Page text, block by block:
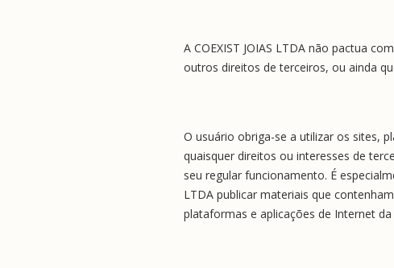
A COEXIST JOIAS LTDA não pactua
outros direitos de terceiros, ou ainda
O usuário obriga-se a utilizar os sites,
quaisquer direitos ou interesses de
seu regular funcionamento. É
LTDA publicar materiais que
plataformas e aplicações de Internet da